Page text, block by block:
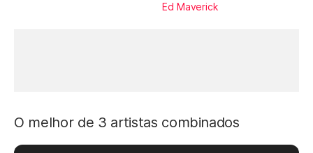
Ed Maverick
O melhor de 3 artistas combinados